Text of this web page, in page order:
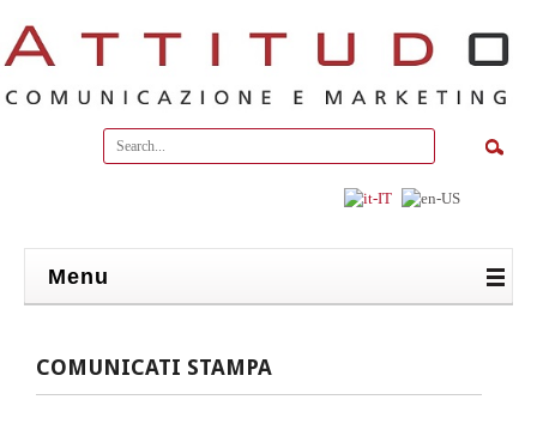
Menu
COMUNICATI STAMPA